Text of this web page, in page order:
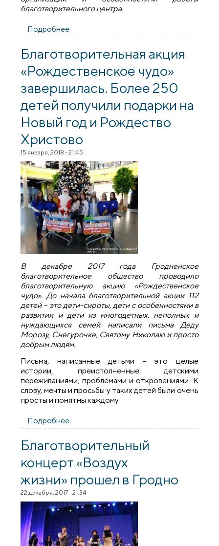
благотворительного центра.
Подробнее
помощи «Вера»
Благотворительная акция
«Рождественское чудо»
завершилась. Более 250
детей получили подарки на
Новый год и Рождество
Христово
15 января, 2018 - 21:45
В декабре 2017 года Гродненское
благотворительное общество проводило
благотворительную акцию «Рождественское
чудо». До начала благотворительной акции 112
детей – это дети-сироты, дети с особенностями в
развитии и дети из многодетных, неполных и
нуждающихся семей написали письма Деду
Морозу, Снегурочке, Святому Николаю и просто
добрым людям.
Письма, написанные детьми – это целые
истории, преисполненные детскими
переживаниями, проблемами и откровениями. К
слову, мечты и просьбы у таких детей были очень
просты и понятны каждому.
Подробнее
«Рождественское чудо» завершилась.
Более 250 детей получили подарки на
Новый год и Рождество Христово
Благотворительный
концерт «Воздух
жизни» прошел в Гродно
22 декабря, 2017 - 21:34